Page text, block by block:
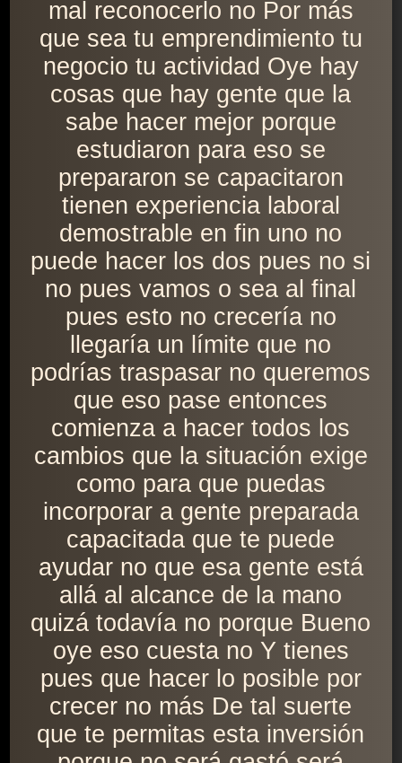
mal reconocerlo no Por más
que sea tu emprendimiento tu
negocio tu actividad Oye hay
cosas que hay gente que la
sabe hacer mejor porque
estudiaron para eso se
prepararon se capacitaron
tienen experiencia laboral
demostrable en fin uno no
puede hacer los dos pues no si
no pues vamos o sea al final
pues esto no crecería no
llegaría un límite que no
podrías traspasar no queremos
que eso pase entonces
comienza a hacer todos los
cambios que la situación exige
como para que puedas
incorporar a gente preparada
capacitada que te puede
ayudar no que esa gente está
allá al alcance de la mano
quizá todavía no porque Bueno
oye eso cuesta no Y tienes
pues que hacer lo posible por
crecer no más De tal suerte
que te permitas esta inversión